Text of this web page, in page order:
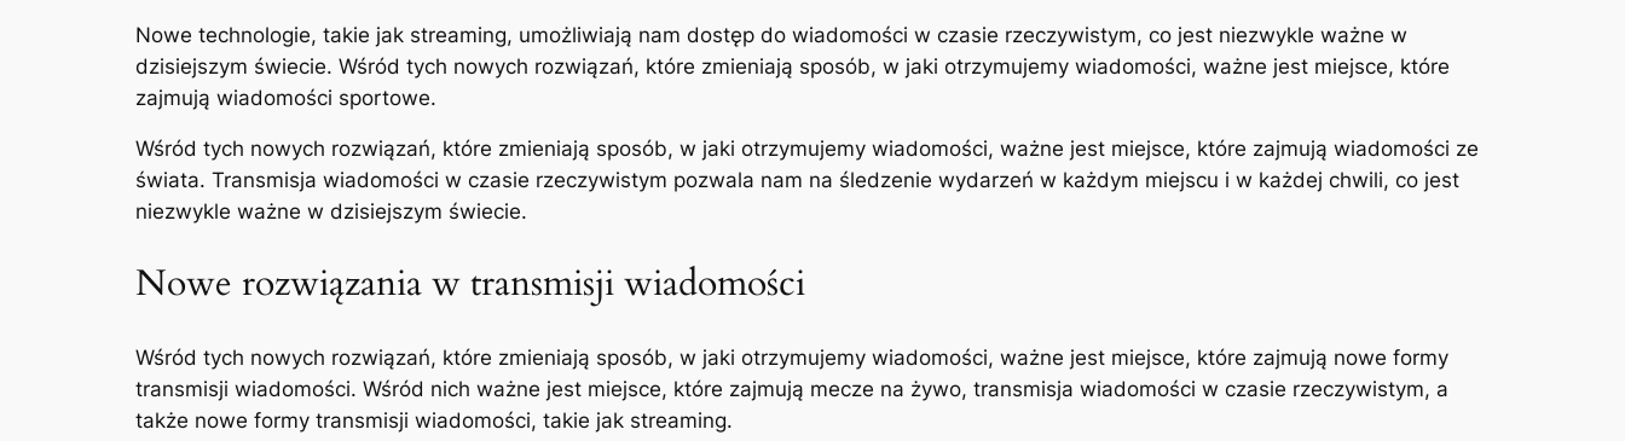
Nowe technologie, takie jak streaming, umożliwiają nam dostęp do wiadomości w czasie rzeczywistym, co jest niezwykle ważne w
dzisiejszym świecie. Wśród tych nowych rozwiązań, które zmieniają sposób, w jaki otrzymujemy wiadomości, ważne jest miejsce, które
zajmują wiadomości sportowe.
Wśród tych nowych rozwiązań, które zmieniają sposób, w jaki otrzymujemy wiadomości, ważne jest miejsce, które zajmują wiadomości ze
świata. Transmisja wiadomości w czasie rzeczywistym pozwala nam na śledzenie wydarzeń w każdym miejscu i w każdej chwili, co jest
niezwykle ważne w dzisiejszym świecie.
Nowe rozwiązania w transmisji wiadomości
Wśród tych nowych rozwiązań, które zmieniają sposób, w jaki otrzymujemy wiadomości, ważne jest miejsce, które zajmują nowe formy
transmisji wiadomości. Wśród nich ważne jest miejsce, które zajmują mecze na żywo, transmisja wiadomości w czasie rzeczywistym, a
także nowe formy transmisji wiadomości, takie jak streaming.